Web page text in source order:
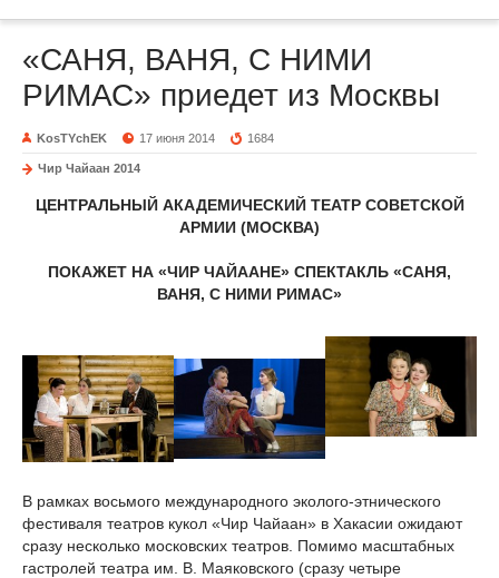
«САНЯ, ВАНЯ, С НИМИ
РИМАС» приедет из Москвы
KosTYchEK 17 июня 2014 1684
Чир Чайаан 2014
ЦЕНТРАЛЬНЫЙ АКАДЕМИЧЕСКИЙ ТЕАТР СОВЕТСКОЙ
АРМИИ (МОСКВА)
ПОКАЖЕТ НА «ЧИР ЧАЙААНЕ» СПЕКТАКЛЬ «САНЯ,
ВАНЯ, С НИМИ РИМАС»
В рамках восьмого международного эколого-этнического
фестиваля театров кукол «Чир Чайаан» в Хакасии ожидают
сразу несколько московских театров. Помимо масштабных
гастролей театра им. В. Маяковского (сразу четыре